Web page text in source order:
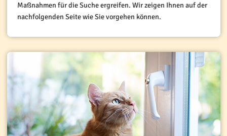
Maßnahmen für die Suche ergreifen. Wir zeigen Ihnen auf der
nachfolgenden Seite wie Sie vorgehen können.